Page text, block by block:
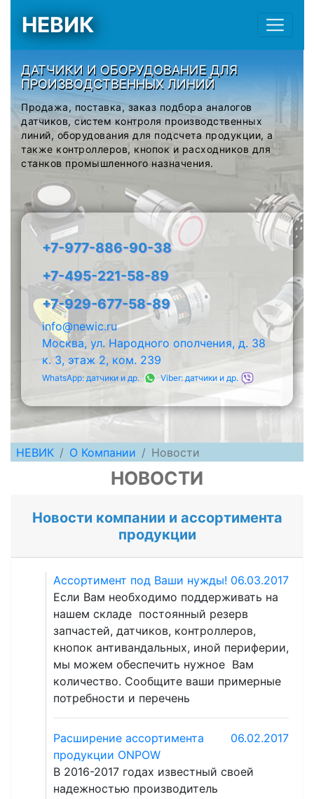
НЕВИК
ДАТЧИКИ И ОБОРУДОВАНИЕ ДЛЯ
ПРОИЗВОДСТВЕННЫХ ЛИНИЙ
Продажа, поставка, заказ подбора аналогов
датчиков, систем контроля производственных
линий, оборудования для подсчета продукции, а
также контроллеров, кнопок и расходников для
станков промышленного назначения.
+7-977-886-90-38
+7-495-221-58-89
+7-929-677-58-89
info@newic.ru
Москва, ул. Народного ополчения, д. 38
к. 3, этаж 2, ком. 239
WhatsApp: датчики и др. Viber: датчики и др.
НЕВИК О Компании Новости
НОВОСТИ
Новости компании и ассортимента
продукции
06.03.2017
Ассортимент под Ваши нужды!
Если Вам необходимо поддерживать на
нашем складе постоянный резерв
запчастей, датчиков, контроллеров,
кнопок антивандальных, иной периферии,
мы можем обеспечить нужное Вам
количество. Сообщите ваши примерные
потребности и перечень
06.02.2017
Расширение ассортимента
продукции ONPOW
В 2016-2017 годах известный своей
надежностью производитель